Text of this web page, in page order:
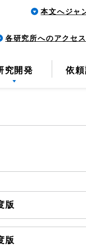
本文へジャ
各研究所へのアクセ
究開発 依
版
版